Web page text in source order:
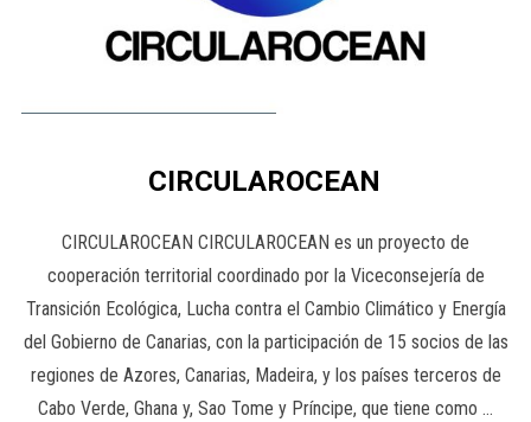
CIRCULAROCEAN
CIRCULAROCEAN CIRCULAROCEAN es un proyecto de
cooperación territorial coordinado por la Viceconsejería de
Transición Ecológica, Lucha contra el Cambio Climático y Energía
del Gobierno de Canarias, con la participación de 15 socios de las
regiones de Azores, Canarias, Madeira, y los países terceros de
Cabo Verde, Ghana y, Sao Tome y Príncipe, que tiene como …